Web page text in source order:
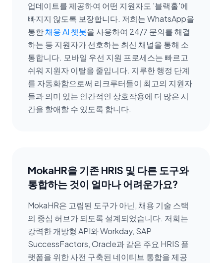
업데이트를 제공하여 어떤 지원자도 '블랙홀'에
빠지지 않도록 보장합니다. 저희는 WhatsApp을
통한채용 AI 챗봇을 사용하여 24/7 문의를 해결
하는 등 지원자가 선호하는 최신 채널을 통해 소
통합니다. 모바일 우선 지원 프로세스는 빠르고
쉬워 지원자 이탈을 줄입니다. 지루한 행정 단계
를 자동화함으로써 리크루터들이 최고의 지원자
들과 의미 있는 인간적인 상호작용에 더 많은 시
간을 할애할 수 있도록 합니다.
MokaHR을 기존 HRIS 및 다른 도구와
통합하는 것이 얼마나 어려운가요?
MokaHR은 고립된 도구가 아닌, 채용 기술 스택
의 중심 허브가 되도록 설계되었습니다. 저희는
강력한 개방형 API와 Workday, SAP
SuccessFactors, Oracle과 같은 주요 HRIS 플
랫폼을 위한 사전 구축된 네이티브 통합을 제공